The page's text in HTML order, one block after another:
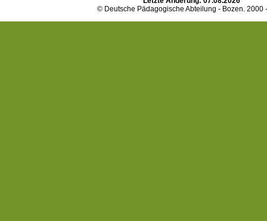
© Deutsche Pädagogische Abteilung - Bozen. 2000